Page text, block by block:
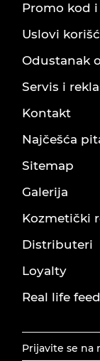
Promo kod
Uslovi
Odustanak
Servis i
Kontakt
Najčešća
Sitemap
Galerija
Kozmetički
Distributeri
Loyalty
Real life feed
Prijavite se na